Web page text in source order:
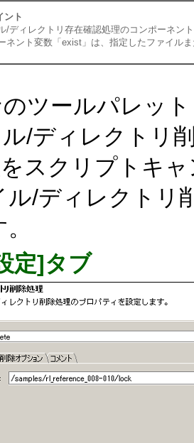
ント
/ディレクトリ存在確認処理のコンポーネン
ネント変数「exist」は、指定したファイル
ツールパレッ
ル/ディレクトリ
スクリプトキ
ル/ディレクトリ
定]タブ